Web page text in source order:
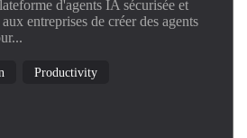
d'agents IA sécurisée et
entreprises de créer des agents
Productivity